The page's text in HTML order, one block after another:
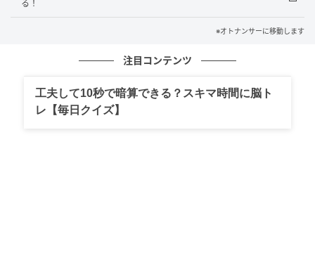
る！
※オトナンサーに移動します
注目コンテンツ
工夫して10秒で暗算できる？スキマ時間に脳ト
レ【毎日クイズ】